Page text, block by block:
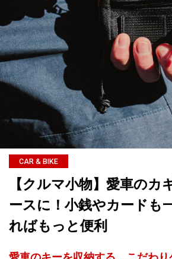
CAR & BIKE
【クルマ小物】愛車のカ
ースに！小銭やカードも
ればもっと便利